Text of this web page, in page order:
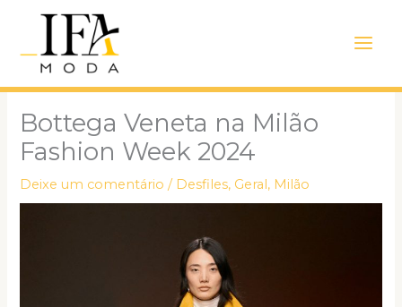
conteúdo
Menu
Bottega Veneta na Milão
Fashion Week 2024
Deixe um comentário / Desfiles, Geral, Milão